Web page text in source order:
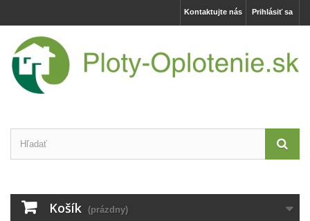
Prihlásiť sa
Kontaktujte nás
Košík (prázdny)